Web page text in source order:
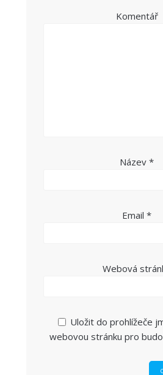
Komentář
Název *
Email *
Webová
Uložit do prohlížeče
webovou stránku pro